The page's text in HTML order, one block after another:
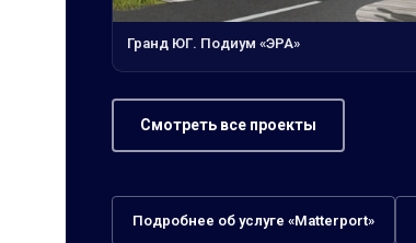
Гранд ЮГ. Подиум «ЭРА»
Смотреть все проекты
Подробнее об услуге «Matterport»